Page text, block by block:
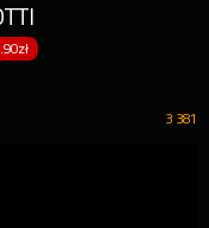
3 381